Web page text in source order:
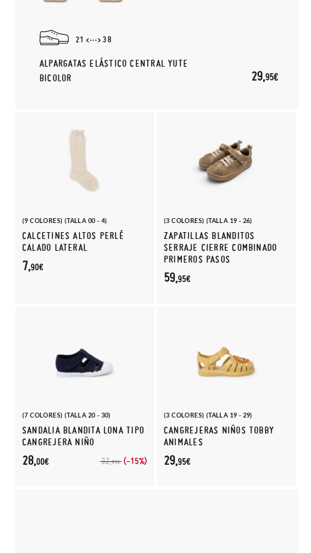
21 38
ALPARGATAS ELÁSTICO CENTRAL YUTE
BICOLOR
29,95€
(9 COLORES) (TALLA 00 - 4)
CALCETINES ALTOS PERLÉ
CALADO LATERAL
7,90€
(3 COLORES) (TALLA 19 - 26)
ZAPATILLAS BLANDITOS
SERRAJE CIERRE COMBINADO
PRIMEROS PASOS
59,95€
(7 COLORES) (TALLA 20 - 30)
SANDALIA BLANDITA LONA TIPO
CANGREJERA NIÑO
32,95€ (-15%)
28,00€
(3 COLORES) (TALLA 19 - 29)
CANGREJERAS NIÑOS TOBBY
ANIMALES
29,95€